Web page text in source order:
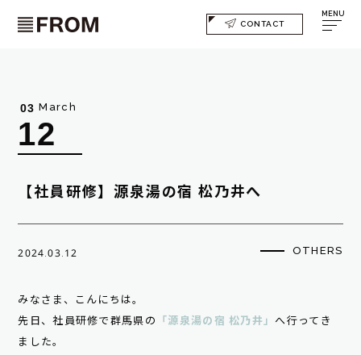
CONTACT
MENU
03 March
12
【社員研修】源泉湯の宿 松乃井へ
2024.03.12 OTHERS
みなさま、こんにちは。
先日、社員研修で群馬県の
「源泉湯の宿 松乃井」 へ行ってき
ました。